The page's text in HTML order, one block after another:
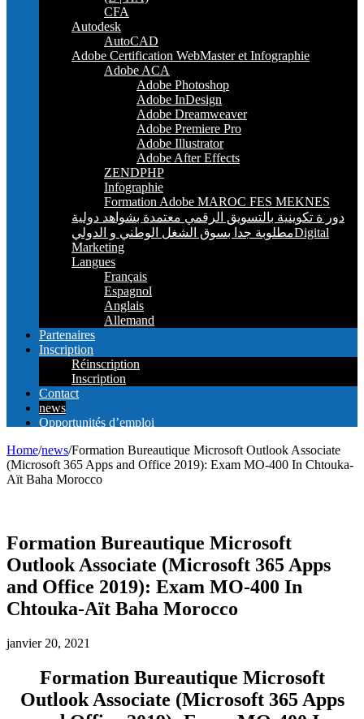
CFA
Autodesk
AutoCAD
Adobe Certification WebMaster et Infographie
Adobe ACA
Adobe Photoshop
Adobe InDesign
Adobe Dreamweaver
Adobe Premiere Pro
Adobe Illustrator
Adobe After Effects
ZENDPHP
Infographie
Formation Adobe MAROC FES MEKNES
دور ة تكوينية بالتسويق الرقمي معتمدة بشواهد دولية
مطلوبة جدا بسوق الشغل الوطني و الدوليDigital
Marketing
Langues
Français
Espagnol
Anglais
Allemand
Partenaires
Inscription
Réinscription
Inscription
Contact
news
Opportunités d’emploi
Home/news/Formation Bureautique Microsoft Outlook Associate
(Microsoft 365 Apps and Office 2019): Exam MO-400 In Chtouka-
Aït Baha Morocco
Formation Bureautique Microsoft
Outlook Associate (Microsoft 365 Apps
and Office 2019): Exam MO-400 In
Chtouka-Aït Baha Morocco
janvier 20, 2021
Formation Bureautique Microsoft
Outlook Associate (Microsoft 365 Apps